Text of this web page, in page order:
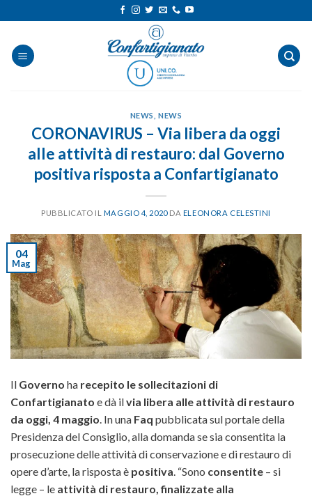
ai
contenuti
NEWS ,NEWS
CORONAVIRUS – Via libera da oggi
alle attività di restauro: dal Governo
positiva risposta a Confartigianato
PUBBLICATO IL MAGGIO 4, 2020 DA ELEONORA CELESTINI
04
Mag
Il Governo ha recepito le sollecitazioni di
Confartigianato e dà ilvia libera alle attività di restauro
da oggi, 4 maggio . In una Faq pubblicata sul portale della
Presidenza del Consiglio, alla domanda se sia consentita la
prosecuzione delle attività di conservazione e di restauro di
opere d’arte, la risposta è positiva . “Sono consentite – si
legge – le attività di restauro, finalizzate alla